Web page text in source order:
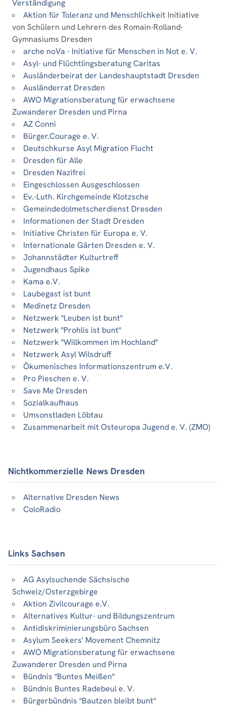
Verständigung
Aktion für Toleranz und Menschlichkeit Initiative
von Schülern und Lehrern des Romain-Rolland-
Gymnasiums Dresden
arche noVa - Initiative für Menschen in Not e. V.
Asyl- und Flüchtlingsberatung Caritas
Ausländerbeirat der Landeshauptstadt Dresden
Ausländerrat Dresden
AWO Migrationsberatung für erwachsene
Zuwanderer Dresden und Pirna
AZ Conni
Bürger.Courage e. V.
Deutschkurse Asyl Migration Flucht
Dresden für Alle
Dresden Nazifrei
Eingeschlossen Ausgeschlossen
Ev.-Luth. Kirchgemeinde Klotzsche
Gemeindedolmetscherdienst Dresden
Informationen der Stadt Dresden
Initiative Christen für Europa e. V.
Internationale Gärten Dresden e. V.
Johannstädter Kulturtreff
Jugendhaus Spike
Kama e.V.
Laubegast ist bunt
Medinetz Dresden
Netzwerk "Leuben ist bunt"
Netzwerk "Prohlis ist bunt"
Netzwerk "Willkommen im Hochland"
Netzwerk Asyl Wilsdruff
Ökumenisches Informationszentrum e.V.
Pro Pieschen e. V.
Save Me Dresden
Sozialkaufhaus
Umsonstladen Löbtau
Zusammenarbeit mit Osteuropa Jugend e. V. (ZMO)
Nichtkommerzielle News Dresden
Alternative Dresden News
ColoRadio
Links Sachsen
AG Asylsuchende Sächsische
Schweiz/Osterzgebirge
Aktion Zivilcourage e.V.
Alternatives Kultur- und Bildungszentrum
Antidiskriminierungsbüro Sachsen
Asylum Seekers' Movement Chemnitz
AWO Migrationsberatung für erwachsene
Zuwanderer Dresden und Pirna
Bündnis "Buntes Meißen"
Bündnis Buntes Radebeul e. V.
Bürgerbündnis "Bautzen bleibt bunt"